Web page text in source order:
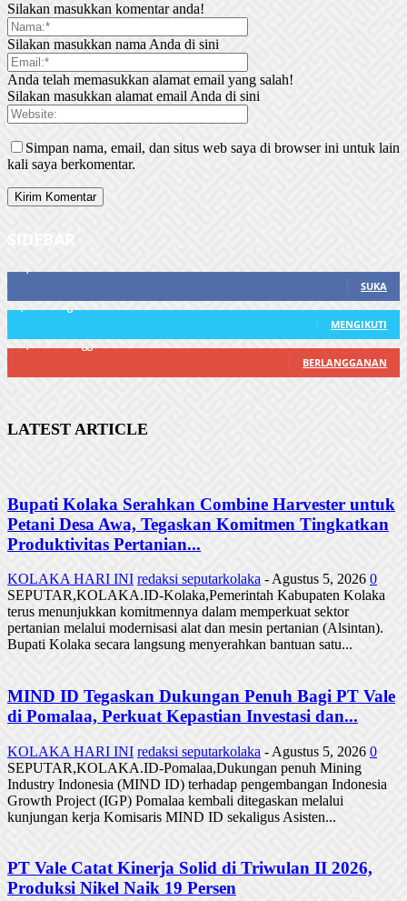
Silakan masukkan komentar anda!
Silakan masukkan nama Anda di sini
Anda telah memasukkan alamat email yang salah!
Silakan masukkan alamat email Anda di sini
Simpan nama, email, dan situs web saya di browser ini untuk lain
kali saya berkomentar.
SUKA
MENGIKUTI
BERLANGGANAN
LATEST ARTICLE
Bupati Kolaka Serahkan Combine Harvester untuk
Petani Desa Awa, Tegaskan Komitmen Tingkatkan
Produktivitas Pertanian...
KOLAKA HARI INI redaksi seputarkolaka - Agustus 5, 2026 0
SEPUTAR,KOLAKA.ID-Kolaka,Pemerintah Kabupaten Kolaka
terus menunjukkan komitmennya dalam memperkuat sektor
pertanian melalui modernisasi alat dan mesin pertanian (Alsintan).
Bupati Kolaka secara langsung menyerahkan bantuan satu...
MIND ID Tegaskan Dukungan Penuh Bagi PT Vale
di Pomalaa, Perkuat Kepastian Investasi dan...
KOLAKA HARI INI redaksi seputarkolaka - Agustus 5, 2026 0
SEPUTAR,KOLAKA.ID-Pomalaa,Dukungan penuh Mining
Industry Indonesia (MIND ID) terhadap pengembangan Indonesia
Growth Project (IGP) Pomalaa kembali ditegaskan melalui
kunjungan kerja Komisaris MIND ID sekaligus Asisten...
PT Vale Catat Kinerja Solid di Triwulan II 2026,
Produksi Nikel Naik 19 Persen